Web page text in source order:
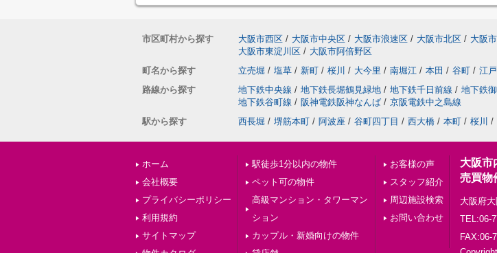
市区町村から探す 大阪市西区 / 大阪市中央区 / 大阪市浪速区 / 大阪市北区 / 大阪
大阪市東淀川区 / 大阪市阿倍野区
町名から探す
立売堀 / 塩草 / 新町 / 桜川 / 大今里 / 南堀江 / 本田 / 谷町 / 江
路線から探す
地下鉄中央線 / 地下鉄長堀鶴見緑地 / 地下鉄千日前線 / 地下鉄
地下鉄谷町線 / 阪神電鉄阪神なんば / 京阪電鉄中之島線
駅から探す
西長堀 / 堺筋本町 / 阿波座 / 谷町四丁目 / 西大橋 / 本町 / 桜川 /
ホーム
会社概要
プライバシーポリシー
利用規約
サイトマップ
駅徒歩1分以内の物件
ペット可の物件
高級マンション・タワーマン
ション
カップル・新婚向けの物件
お客様の声
スタッフ紹介
周辺施設検索
お問い合わせ
大阪市
売買物
大阪府
TEL:06-
FAX:06-